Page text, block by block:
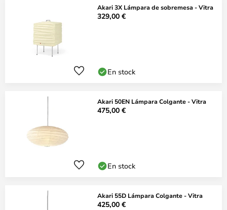
Akari 3X Lámpara de sobremesa - Vitra
329,00 €
En stock
Akari 50EN Lámpara Colgante - Vitra
475,00 €
En stock
Akari 55D Lámpara Colgante - Vitra
425,00 €